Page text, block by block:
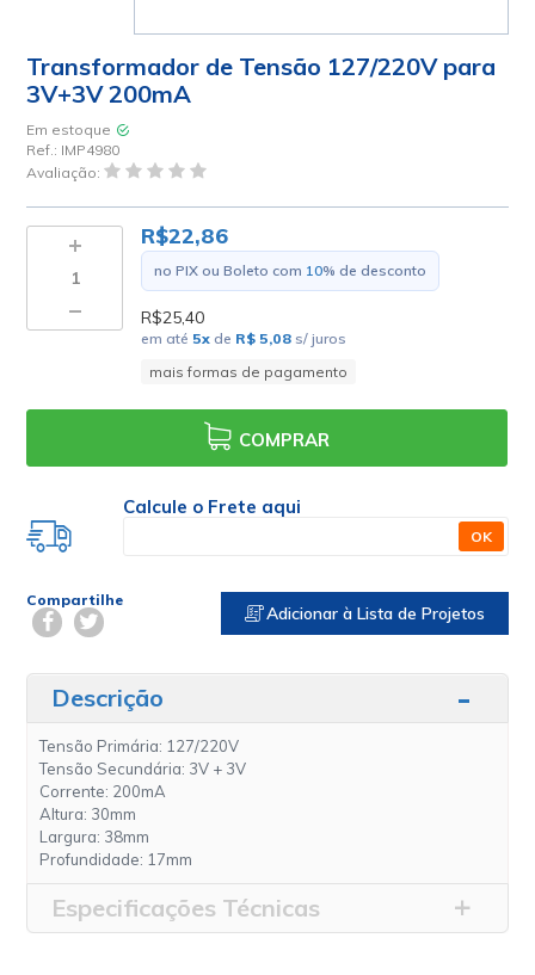
Transformador de Tensão 127/220V para
3V+3V 200mA
Em estoque
Ref.: IMP4980
Avaliação:
R$22,86
no PIX ou Boleto com 10% de desconto
R$25,40
em até 5x de R$ 5,08 s/ juros
mais formas de pagamento
COMPRAR
Calcule o Frete aqui
OK
Compartilhe
Adicionar à Lista de Projetos
Descrição
Tensão Primária: 127/220V
Tensão Secundária: 3V + 3V
Corrente: 200mA
Altura: 30mm
Largura: 38mm
Profundidade: 17mm
Especificações Técnicas